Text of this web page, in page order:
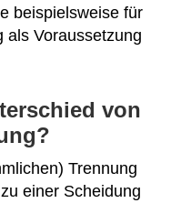
beispielsweise für
als Voraussetzung
von
Trennung
einer Scheidung